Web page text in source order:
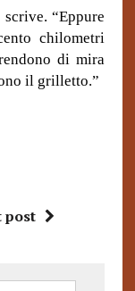
“Eppure
chilometri
di mira
il grilletto.”
post